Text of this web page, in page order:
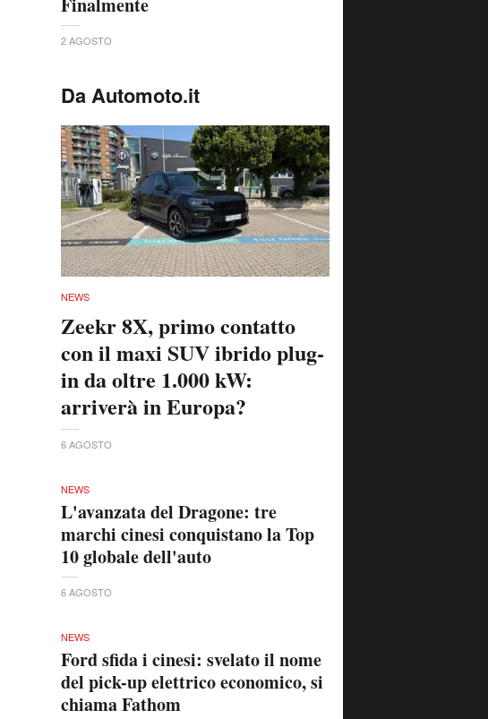
2 AGOSTO
Da Automoto.it
NEWS
Zeekr 8X, primo contatto
con il maxi SUV ibrido plug-
in da oltre 1.000 kW:
arriverà in Europa?
6 AGOSTO
NEWS
L'avanzata del Dragone: tre
marchi cinesi conquistano la Top
10 globale dell'auto
6 AGOSTO
NEWS
Ford sfida i cinesi: svelato il nome
del pick-up elettrico economico, si
chiama Fathom